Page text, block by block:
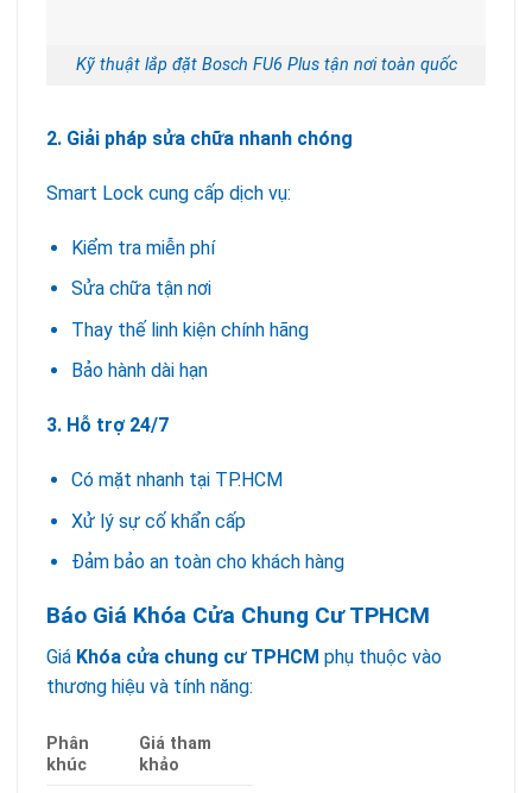
Kỹ thuật lắp đặt Bosch FU6 Plus tận nơi toàn quốc
2. Giải pháp sửa chữa nhanh chóng
Smart Lock cung cấp dịch vụ:
Kiểm tra miễn phí
Sửa chữa tận nơi
Thay thế linh kiện chính hãng
Bảo hành dài hạn
3. Hỗ trợ 24/7
Có mặt nhanh tại TP.HCM
Xử lý sự cố khẩn cấp
Đảm bảo an toàn cho khách hàng
Báo Giá Khóa Cửa Chung Cư TPHCM
Giá Khóa cửa chung cư TPHCM phụ thuộc vào
thương hiệu và tính năng:
Phân
khúc
Giá tham
khảo